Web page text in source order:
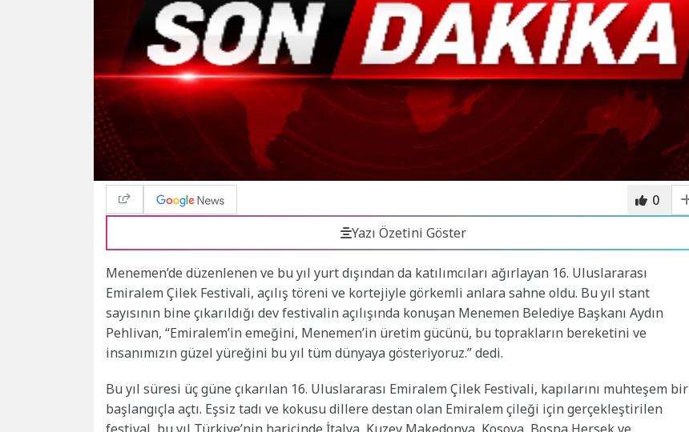
0
Yazı Özetini Göster
Menemen’de düzenlenen ve bu yıl yurt dışından da katılımcıları ağırlayan 16. Uluslararası
Emiralem Çilek Festivali, açılış töreni ve kortejiyle görkemli anlara sahne oldu. Bu yıl stant
sayısının bine çıkarıldığı dev festivalin açılışında konuşan Menemen Belediye Başkanı Aydın
Pehlivan, “Emiralem’in emeğini, Menemen’in üretim gücünü, bu toprakların bereketini ve
insanımızın güzel yüreğini bu yıl tüm dünyaya gösteriyoruz.” dedi.
Bu yıl süresi üç güne çıkarılan 16. Uluslararası Emiralem Çilek Festivali, kapılarını muhteşem bir
başlangıçla açtı. Eşsiz tadı ve kokusu dillere destan olan Emiralem çileği için gerçekleştirilen